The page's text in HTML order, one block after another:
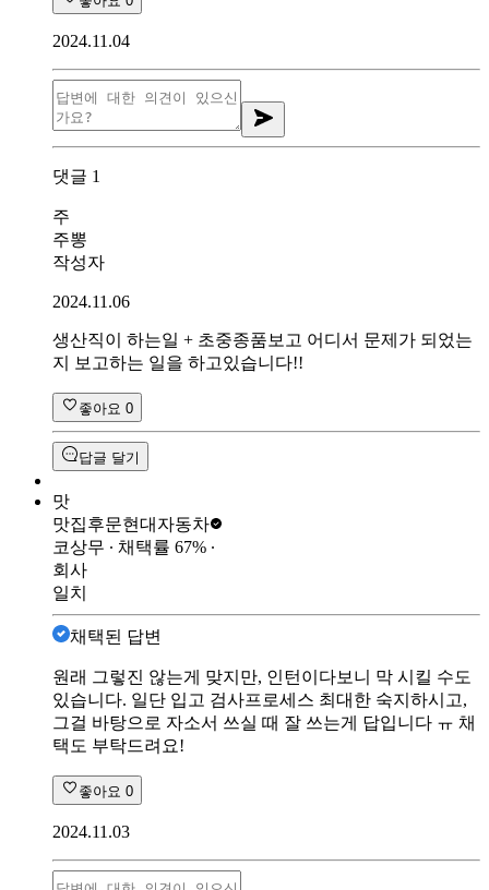
2024.11.04
댓글 1
주
주뽕
작성자
2024.11.06
생산직이 하는일 + 초중종품보고 어디서 문제가 되었는
지 보고하는 일을 하고있습니다!!
좋아요 0
답글 달기
맛
맛집후문현대자동차
코상무 ∙ 채택률 67% ∙
회사
일치
채택된 답변
원래 그렇진 않는게 맞지만, 인턴이다보니 막 시킬 수도
있습니다. 일단 입고 검사프로세스 최대한 숙지하시고,
그걸 바탕으로 자소서 쓰실 때 잘 쓰는게 답입니다 ㅠ 채
택도 부탁드려요!
좋아요 0
2024.11.03